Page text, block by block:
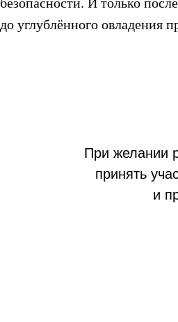
до углублённого овладения
При желании
принять
и